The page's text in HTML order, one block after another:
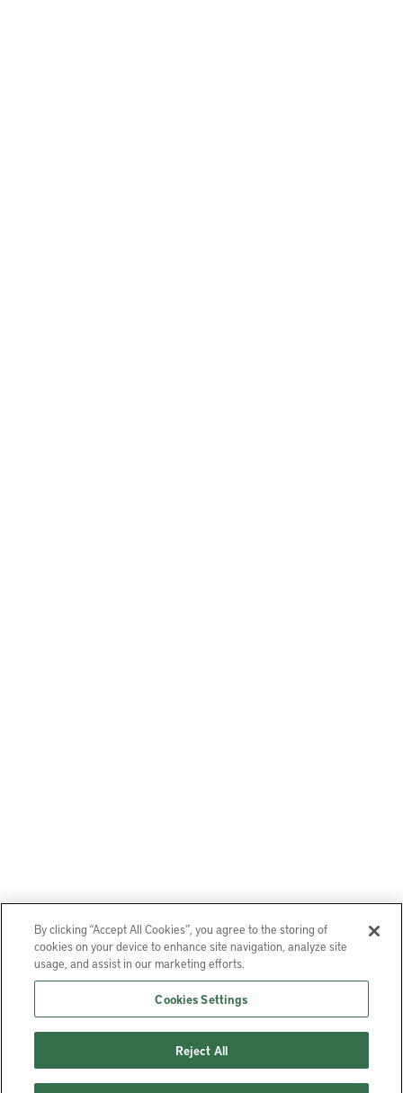
By clicking “Accept All Cookies”, you agree to the storing of
cookies on your device to enhance site navigation, analyze site
usage, and assist in our marketing efforts.
Cookies Settings
Reject All